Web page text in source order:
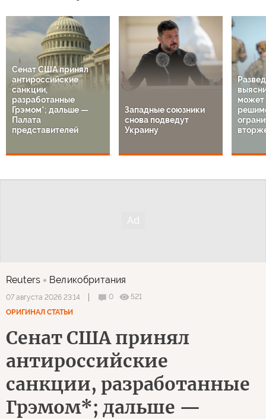
Сенат США принял
антироссийские
санкции,
разработанные
Грэмом*; дальше —
Палата
представителей
Западные союзники
снова подведут
Украину
может
Reuters Великобритания
07 августа 2026 23:14 0
521
ОРИГИНАЛ СТАТЬИ
Сенат США принял
антироссийские
санкции, разработанные
Грэмом*; дальше —